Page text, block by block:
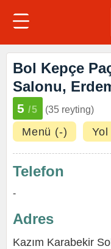
Bol Kepçe
Salonu,
5 /5 (35 reyting)
Menü (-)
Telefon
-
Adres
Kazım Karabekir